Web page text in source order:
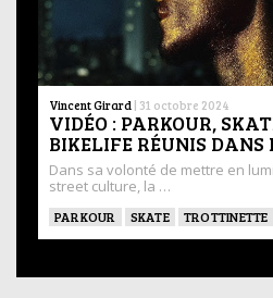
Vincent Girard | 31 octobre 2024
VIDÉO : PARKOUR,
BIKELIFE RÉUNIS
Dans sa volonté de mettre en
street culture, la …
PARKOUR SKATE TROTTINETTE